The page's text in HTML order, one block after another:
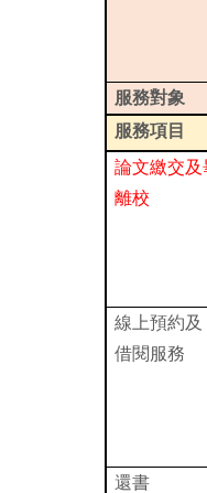
服務對象
服務項目
論文繳交及
離校
線上預約及
借閱服務
還書